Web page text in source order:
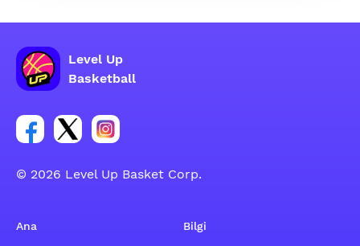
Level Up
Basketball
Facebook hesabı sosyal grubu linki
Twitter hesabı sosyal grubu linki
Instagram hesabı sosyal grubu linki
© 2026 Level Up Basket Corp.
Ana Bilgi